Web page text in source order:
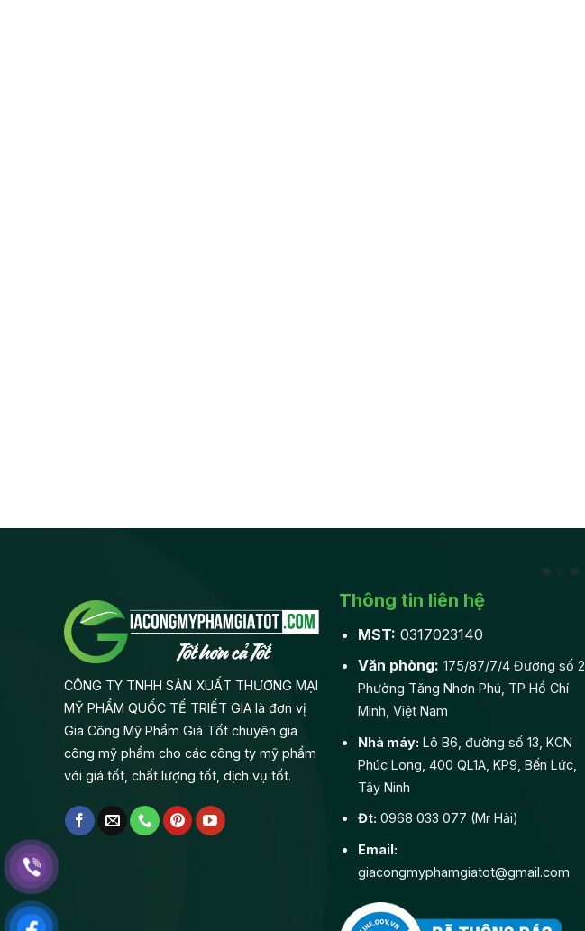
CÔNG TY TNHH SẢN XUẤT THƯƠNG MẠI
MỸ PHẨM QUỐC TẾ TRIẾT GIA là đơn vị
Gia Công Mỹ Phẩm Giá Tốt chuyên gia
công mỹ phẩm cho các công ty mỹ phẩm
với giá tốt, chất lượng tốt, dịch vụ tốt.
Thông tin liên hệ
MST: 0317023140
Văn phòng: 175/87/7/4 Đường số 2,
Phường Tăng Nhơn Phú, TP Hồ Chí
Minh, Việt Nam
Nhà máy: Lô B6, đường số 13, KCN
Phúc Long, 400 QL1A, KP9, Bến Lức,
Tây Ninh
Đt: 0968 033 077 (Mr Hải)
Email:
giacongmyphamgiatot@gmail.com